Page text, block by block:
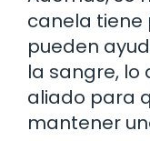
canela tiene
pueden
la sangre, lo
aliado para
mantener